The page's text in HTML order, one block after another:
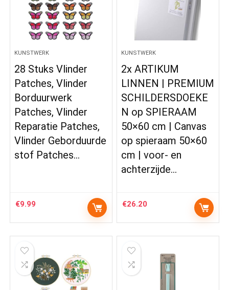
KUNSTWERK
28 Stuks Vlinder
Patches, Vlinder
Borduurwerk
Patches, Vlinder
Reparatie Patches,
Vlinder Geborduurde
stof Patches…
€9.99
KUNSTWERK
2x ARTIKUM
LINNEN | PREMIUM
SCHILDERSDOEKE
N op SPIERAAM
50×60 cm | Canvas
op spieraam 50×60
cm | voor- en
achterzijde…
€26.20